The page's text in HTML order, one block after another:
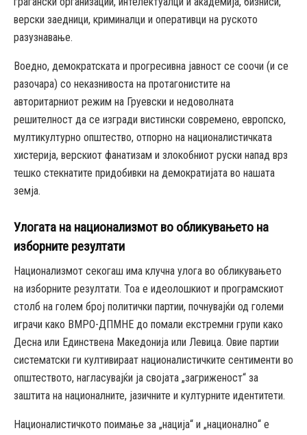
верски заедници, криминалци и оперативци на руското
разузнавање.
Воедно, демократската и прогресивна јавност се соочи (и се
разочара) со неказнивоста на протагонистите на
авторитарниот режим на Груевски и недоволната
решителност да се изгради вистински современо, европско,
мултикултурно општество, отпорно на националистичката
хистерија, верскиот фанатизам и злокобниот руски напад врз
тешко стекнатите придобивки на демократијата во нашата
земја.
Улогата на национализмот во обликувањето на
изборните резултати
Национализмот секогаш има клучна улога во обликувањето
на изборните резултати. Тоа е идеолошкиот и програмскиот
столб на голем број политички партии, почнувајќи од големи
играчи како ВМРО-ДПМНЕ до помали екстремни групи како
Десна или Единствена Македонија или Левица. Овие партии
систематски ги култивираат националистичките сентименти во
општеството, нагласувајќи ја својата „загриженост“ за
заштита на националните, јазичните и културните идентитети.
Националистичкото поимање за „нација“ и „национално“ е